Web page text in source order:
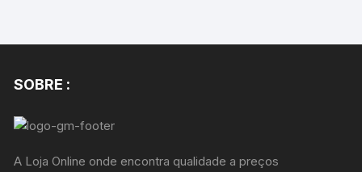
SOBRE :
A Loja Online onde encontra qualidade a preços